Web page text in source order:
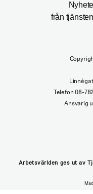
från
Telefon 08-
Ansvarig
Arbetsvärlden ges ut av